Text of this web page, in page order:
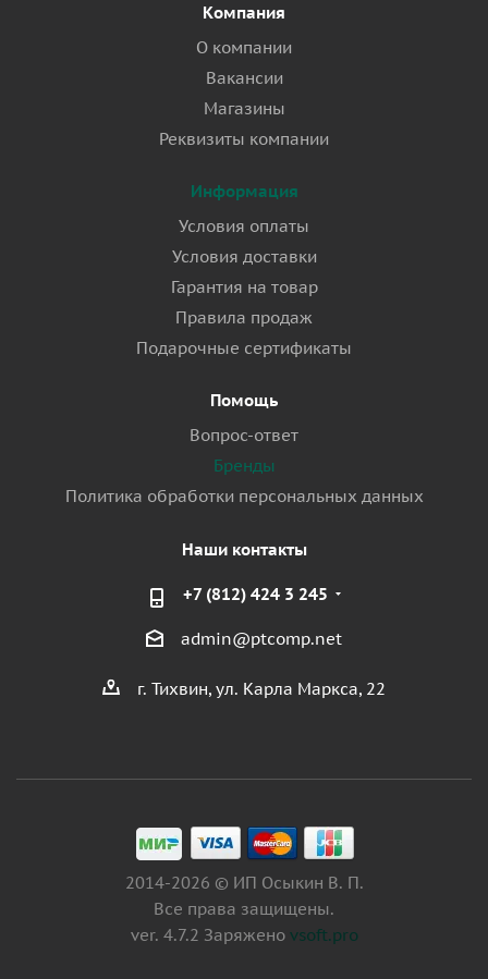
Компания
О компании
Вакансии
Магазины
Реквизиты компании
Информация
Условия оплаты
Условия доставки
Гарантия на товар
Правила продаж
Подарочные сертификаты
Помощь
Вопрос-ответ
Бренды
Политика обработки персональных данных
Наши контакты
+7 (812) 424 3 245
admin@ptcomp.net
г. Тихвин, ул. Карла Маркса, 22
2014-2026 © ИП Осыкин В. П.
Все права защищены.
ver. 4.7.2 Заряжено vsoft.pro